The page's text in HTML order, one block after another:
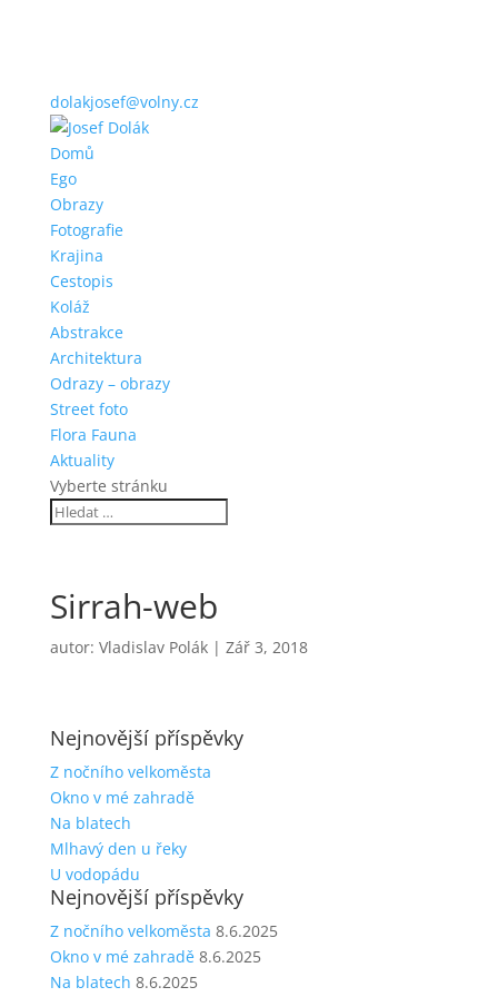
dolakjosef@volny.cz
Domů
Ego
Obrazy
Fotografie
Krajina
Cestopis
Koláž
Abstrakce
Architektura
Odrazy – obrazy
Street foto
Flora Fauna
Aktuality
Vyberte stránku
Sirrah-web
autor: Vladislav Polák| Zář 3, 2018
Nejnovější příspěvky
Z nočního velkoměsta
Okno v mé zahradě
Na blatech
Mlhavý den u řeky
U vodopádu
Nejnovější příspěvky
Z nočního velkoměsta 8.6.2025
Okno v mé zahradě 8.6.2025
Na blatech 8.6.2025